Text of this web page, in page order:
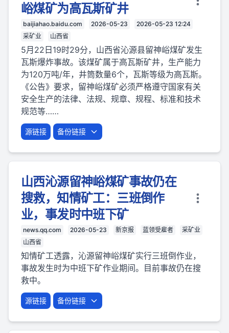
峪煤矿为高瓦斯矿井
baijiahao.baidu.com 2026-05-23
2026-05-23 12:24
采矿业
山西省
5月22日19时29分，山西省沁源县留神峪煤矿发生
瓦斯爆炸事故。该煤矿属于高瓦斯矿井，生产能力
为120万吨/年，井筒数量6个，瓦斯等级为高瓦斯。
《公告》要求，留神峪煤矿必须严格遵守国家有关
安全生产的法律、法规、规章、规程、标准和技术
规范等……
源链接 备份链接
山西沁源留神峪煤矿事故仍在
搜救，知情矿工：三班倒作
业，事发时中班下矿
news.qq.com 2026-05-23 新京报 蓝领受雇者
采矿业
山西省
知情矿工透露，沁源留神峪煤矿实行三班倒作业，
事故发生时为中班下矿作业期间。目前事故仍在搜
救中。
源链接 备份链接